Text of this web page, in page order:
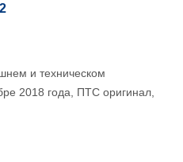
и техническом
2018 года, ПТС оригинал,